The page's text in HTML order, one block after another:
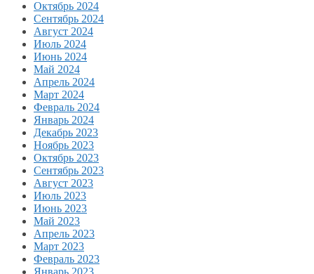
Октябрь 2024
Сентябрь 2024
Август 2024
Июль 2024
Июнь 2024
Май 2024
Апрель 2024
Март 2024
Февраль 2024
Январь 2024
Декабрь 2023
Ноябрь 2023
Октябрь 2023
Сентябрь 2023
Август 2023
Июль 2023
Июнь 2023
Май 2023
Апрель 2023
Март 2023
Февраль 2023
Январь 2023